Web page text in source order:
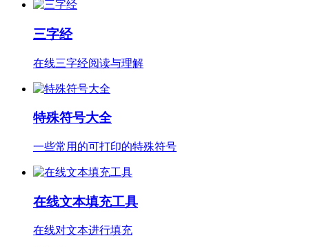
三字经
在线三字经阅读与理解
特殊符号大全
一些常用的可打印的特殊符号
在线文本填充工具
在线对文本进行填充